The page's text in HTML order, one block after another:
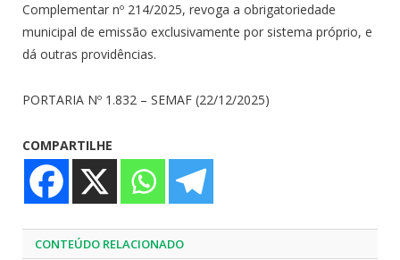
Complementar nº 214/2025, revoga a obrigatoriedade
municipal de emissão exclusivamente por sistema próprio, e
dá outras providências.
PORTARIA Nº 1.832 – SEMAF (22/12/2025)
COMPARTILHE
CONTEÚDO RELACIONADO